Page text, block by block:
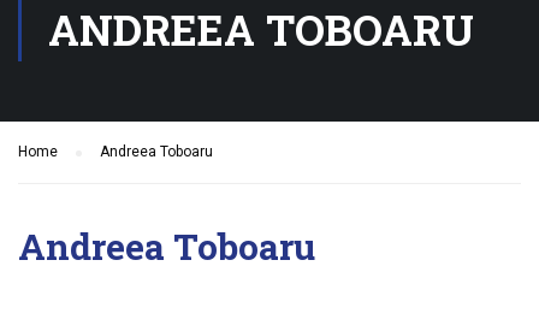
ANDREEA TOBOARU
Home Andreea Toboaru
Andreea Toboaru